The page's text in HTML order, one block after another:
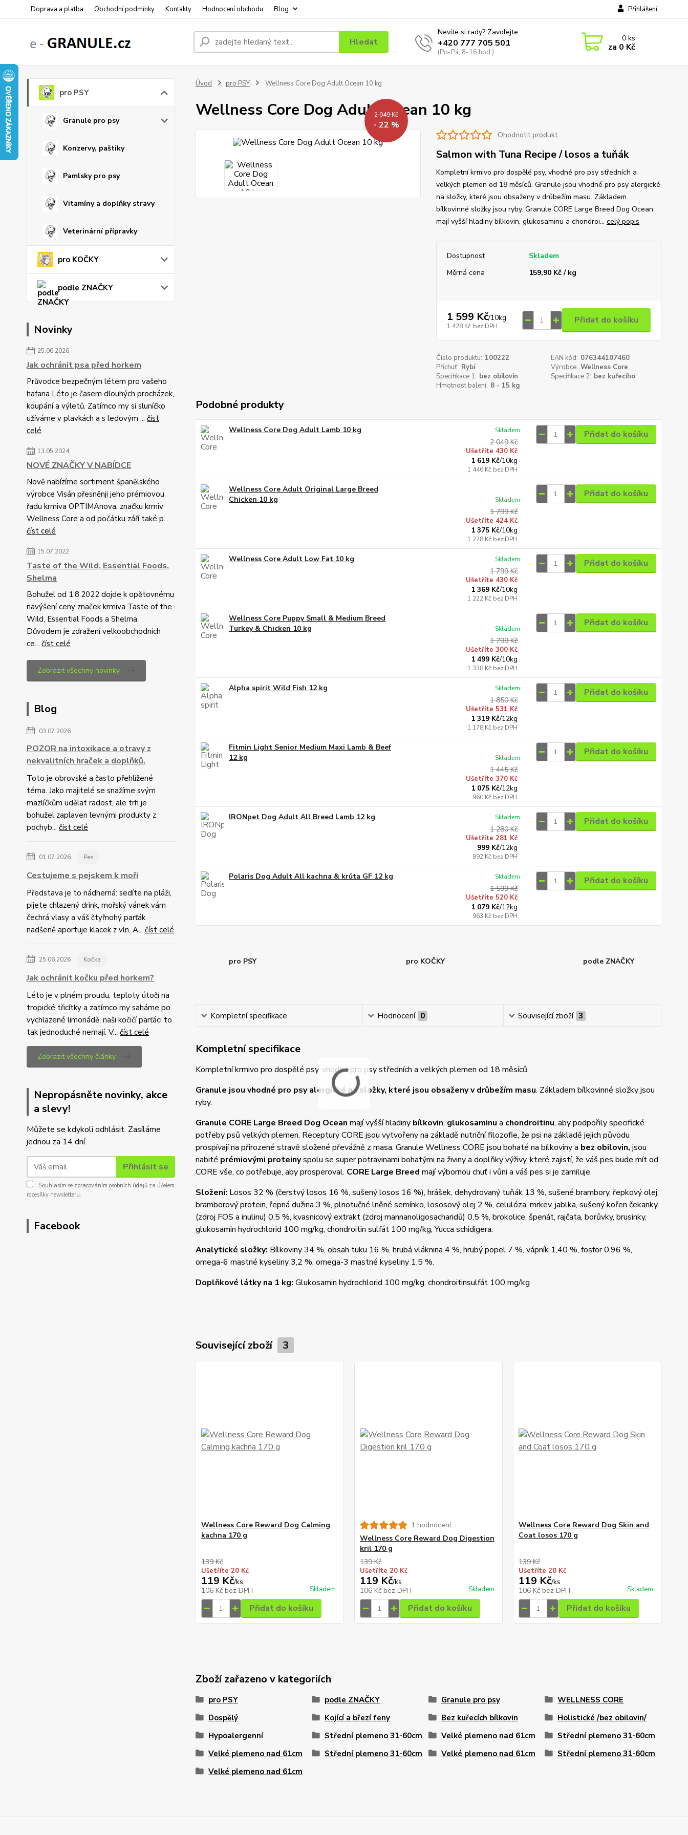
Doprava a platba Obchodní podmínky Kontakty Hodnocení obchodu Blog Přihlášení
Hledat
Nevíte si rady? Zavolejte.
+420 777 705 501
(Po-Pá, 8-16 hod.)
0ks
za 0 Kč
pro PSY
Granule pro psy
Konzervy, paštiky
Pamlsky pro psy
Vitamíny a doplňky stravy
Veterinární přípravky
pro KOČKY
podle ZNAČKY
Novinky
25.06.2026
Jak ochránit psa před horkem
Průvodce bezpečným létem pro vašeho
hafana Léto je časem dlouhých procházek,
koupání a výletů. Zatímco my si sluníčko
užíváme v plavkách a s ledovým ... číst
celé
13.05.2024
NOVÉ ZNAČKY V NABÍDCE
Nově nabízíme sortiment španělského
výrobce Visán přesněnji jeho prémiovou
řadu krmiva OPTIMAnova, značku krmiv
Wellness Core a od počátku září také p...
číst celé
15.07.2022
Taste of the Wild, Essential Foods,
Shelma
Bohužel od 1.8.2022 dojde k opětovnému
navýšení ceny značek krmiva Taste of the
Wild, Essential Foods a Shelma.
Důvodem je zdražení velkoobchodních
ce... číst celé
Zobrazit všechny novinky
Blog
03.07.2026
POZOR na intoxikace a otravy z
nekvalitních hraček a doplňků.
Toto je obrovské a často přehlížené
téma. Jako majitelé se snažíme svým
mazlíčkům udělat radost, ale trh je
bohužel zaplaven levnými produkty z
pochyb... číst celé
01.07.2026 Pes
Cestujeme s pejskem k moři
Představa je to nádherná: sedíte na pláži,
pijete chlazený drink, mořský vánek vám
čechrá vlasy a váš čtyřnohý parťák
nadšeně aportuje klacek z vln. A... číst celé
25.06.2026 Kočka
Jak ochránit kočku před horkem?
Léto je v plném proudu, teploty útočí na
tropické třicítky a zatímco my saháme po
vychlazené limonádě, naši kočičí parťáci to
tak jednoduché nemají. V... číst celé
Zobrazit všechny články
Nepropásněte novinky, akce
a slevy!
Můžete se kdykoli odhlásit. Zasíláme
jednou za 14 dní.
Přihlásit se
Souhlasím se zpracováním osobních údajů za účelem
rozesílky newsletteru.
Facebook
Úvod pro PSY Wellness Core Dog Adult Ocean 10 kg
Wellness Core Dog Adult Ocean 10 kg
2 049 Kč
- 22 %
Ohodnotit produkt
Salmon with Tuna Recipe / losos a tuňák
Kompletní krmivo pro dospělé psy, vhodné pro psy středních a
velkých plemen od 18 měsíců. Granule jsou vhodné pro psy alergické
na složky, které jsou obsaženy v drůbežím masu. Základem
bílkovinné složky jsou ryby. Granule CORE Large Breed Dog Ocean
mají vyšší hladiny bílkovin, glukosaminu a chondroi... celý popis
Dostupnost
Skladem
Měrná cena
159,90 Kč / kg
1 599 Kč/10kg
1 428 Kč bez DPH
Přidat do košíku
Číslo produktu: 100222 EAN kód: 076344107460
Příchuť: Rybí Výrobce: Wellness Core
Specifikace 1: bez obilovin Specifikace 2: bez kuřecího
Hmotnost balení: 8 - 15 kg
Podobné produkty
Wellness Core Dog Adult Lamb 10 kg
2 049 Kč
Ušetříte 430 Kč
1 619 Kč/10kg
1 446 Kč bez DPH
Skladem Přidat do košíku
Wellness Core Adult Original Large Breed
Chicken 10 kg
1 799 Kč
Ušetříte 424 Kč
1 375 Kč/10kg
1 228 Kč bez DPH
Skladem
Přidat do košíku
Wellness Core Adult Low Fat 10 kg
1 799 Kč
Ušetříte 430 Kč
1 369 Kč/10kg
1 222 Kč bez DPH
Skladem Přidat do košíku
Wellness Core Puppy Small & Medium Breed
Turkey & Chicken 10 kg
1 799 Kč
Ušetříte 300 Kč
1 499 Kč/10kg
1 338 Kč bez DPH
Skladem
Přidat do košíku
Alpha spirit Wild Fish 12 kg
1 850 Kč
Ušetříte 531 Kč
1 319 Kč/12kg
1 178 Kč bez DPH
Skladem Přidat do košíku
Fitmin Light Senior Medium Maxi Lamb & Beef
12 kg
1 445 Kč
Ušetříte 370 Kč
1 075 Kč/12kg
960 Kč bez DPH
Skladem
Přidat do košíku
IRONpet Dog Adult All Breed Lamb 12 kg
1 280 Kč
Ušetříte 281 Kč
999 Kč/12kg
892 Kč bez DPH
Skladem Přidat do košíku
Polaris Dog Adult All kachna & krůta GF 12 kg
1 599 Kč
Ušetříte 520 Kč
1 079 Kč/12kg
963 Kč bez DPH
Skladem Přidat do košíku
pro PSY pro KOČKY podle ZNAČKY
Kompletní specifikace Hodnocení 0 Související zboží 3
Kompletní specifikace
Kompletní krmivo pro dospělé psy, vhodné pro psy středních a velkých plemen od 18 měsíců.
Granule jsou vhodné pro psy alergické na složky, které jsou obsaženy v drůbežím masu. Základem bílkovinné složky jsou
ryby.
Granule CORE Large Breed Dog Ocean mají vyšší hladiny bílkovin, glukosaminu a chondroitinu, aby podpořily specifické
potřeby psů velkých plemen. Receptury CORE jsou vytvořeny na základě nutriční filozofie, že psi na základě jejich původu
prospívají na přirozené stravě složené převážně z masa. Granule Wellness CORE jsou bohaté na bílkoviny a bez obilovin, jsou
nabité prémiovými proteinyspolu se super potravinami bohatými na živiny a doplňky výživy, které zajistí, že váš pes bude mít od
CORE vše, co potřebuje, aby prosperoval. CORE Large Breed mají výbornou chuť i vůni a váš pes si je zamiluje.
Složení: Losos 32 % (čerstvý losos 16 %, sušený losos 16 %), hrášek, dehydrovaný tuňák 13 %, sušené brambory, řepkový olej,
bramborový protein, řepná dužina 3 %, plnotučné lněné semínko, lososový olej 2 %, celulóza, mrkev, jablka, sušený kořen čekanky
(zdroj FOS a inulinu) 0,5 %, kvasnicový extrakt (zdroj mannanoligosacharidů) 0,5 %, brokolice, špenát, rajčata, borůvky, brusinky,
glukosamin hydrochlorid 100 mg/kg, chondroitin sulfát 100 mg/kg, Yucca schidigera.
Analytické složky: Bílkoviny 34 %, obsah tuku 16 %, hrubá vláknina 4 %, hrubý popel 7 %, vápník 1,40 %, fosfor 0,96 %,
omega-6 mastné kyseliny 3,2 %, omega-3 mastné kyseliny 1,5 %.
Doplňkové látky na 1 kg: Glukosamin hydrochlorid 100 mg/kg, chondroitinsulfát 100 mg/kg
Související zboží 3
Wellness Core Reward Dog Calming
kachna 170 g
139 Kč
Ušetříte 20 Kč
119 Kč/ks
106 Kč bez DPH Skladem
Přidat do košíku
1 hodnocení
Wellness Core Reward Dog Digestion
kril 170 g
139 Kč
Ušetříte 20 Kč
119 Kč/ks
106 Kč bez DPH Skladem
Přidat do košíku
Wellness Core Reward Dog Skin and
Coat losos 170 g
139 Kč
Ušetříte 20 Kč
119 Kč/ks
106 Kč bez DPH Skladem
Přidat do košíku
Zboží zařazeno v kategoriích
pro PSY podle ZNAČKY Granule pro psy
WELLNESS CORE
Dospělý
Kojící a březí feny Bez kuřecích bílkovin
Holistické /bez obilovin/
Hypoalergenní
Střední plemeno 31-60cm Velké plemeno nad 61cm
Střední plemeno 31-60cm
Velké plemeno nad 61cm
Střední plemeno 31-60cm Velké plemeno nad 61cm
Střední plemeno 31-60cm
Velké plemeno nad 61cm